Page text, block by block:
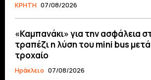
ΚΡΗΤΗ 07/08/2026
«Καμπανάκι» για την ασφάλεια
τραπέζι η λύση του mini bus
τροχαίο
Ηράκλειο 07/08/2026